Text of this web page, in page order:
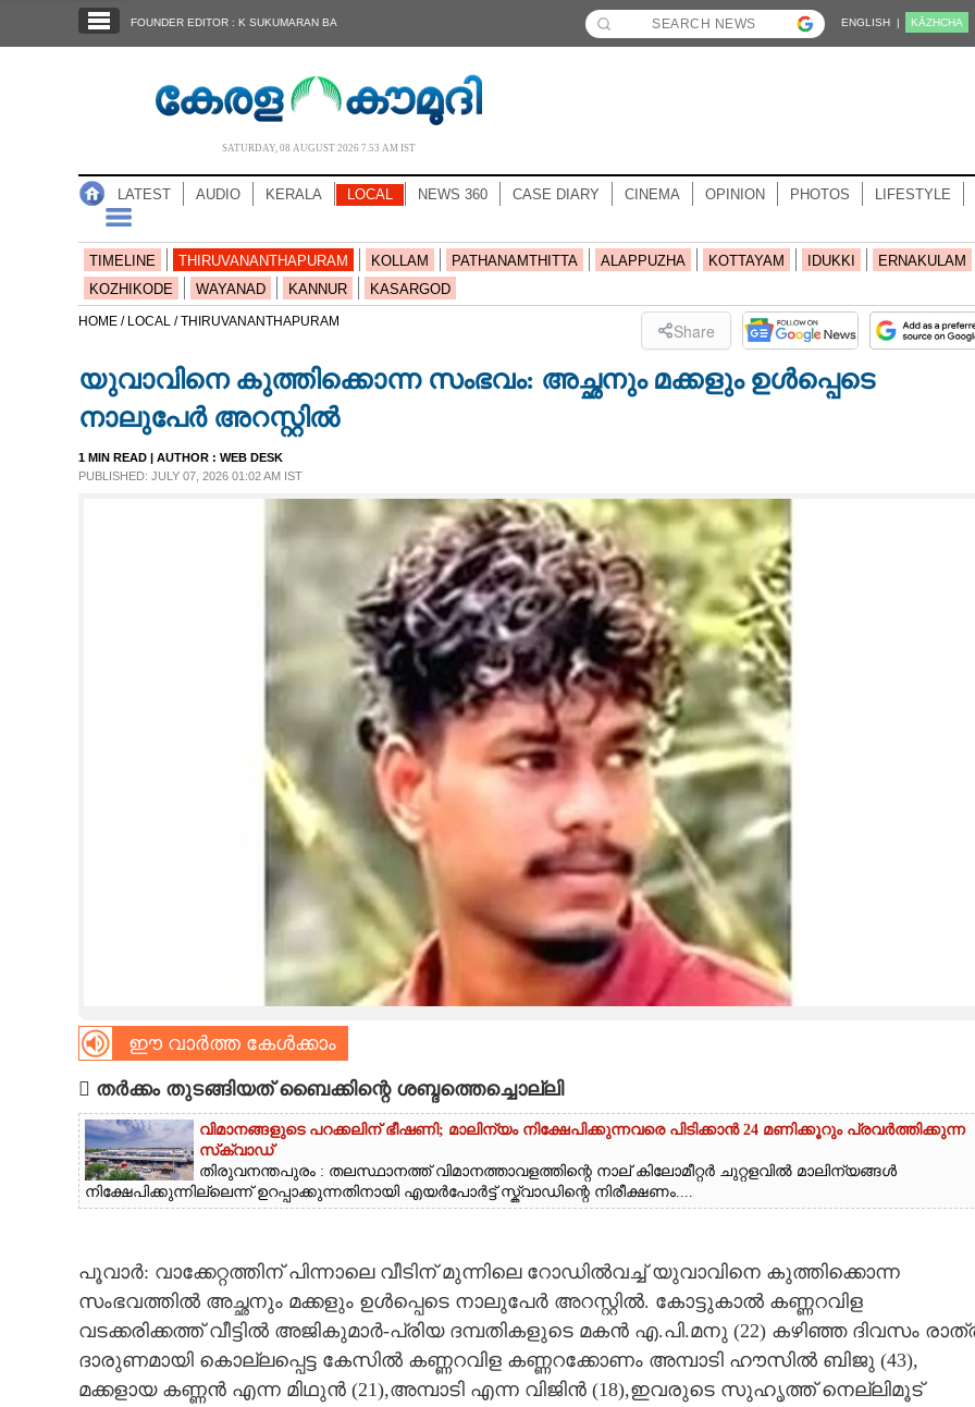
NOTIFIED NEWS
NEWS 360
CONTACT US
FOUNDER EDITOR : K SUKUMARAN BA ENGLISH | KĀZHCHA
SATURDAY, 08 AUGUST 2026 7.53 AM IST
LATEST AUDIO KERALA LOCAL NEWS 360 CASE DIARY CINEMA OPINION PHOTOS LIFESTYLE
TIMELINE THIRUVANANTHAPURAM KOLLAM PATHANAMTHITTA ALAPPUZHA KOTTAYAM IDUKKI
ERNAKULAM
KOZHIKODE
WAYANAD KANNUR KASARGOD
HOME / LOCAL /THIRUVANANTHAPURAM Share
യുവാവിനെ കുത്തിക്കൊന്ന സംഭവം: അച്ഛനും മക്കളും ഉൾപ്പെടെ
നാലുപേർ അറസ്റ്റിൽ
1 MIN READ | AUTHOR : WEB DESK
PUBLISHED: JULY 07, 2026 01:02 AM IST
ഈ വാർത്ത കേൾക്കാം
 തർക്കം തുടങ്ങിയത് ബൈക്കിന്റെ ശബ്ദത്തെച്ചൊല്ലി
വിമാനങ്ങളുടെ പറക്കലിന് ഭീഷണി;​ മാലിന്യം നിക്ഷേപിക്കുന്നവരെ പിടിക്കാൻ 24 മണിക്കൂറും പ്രവർത്തിക്കുന്ന
സ്‌ക്വാഡ്
തിരുവനന്തപുരം : തലസ്ഥാനത്ത് വിമാനത്താവളത്തിന്റെ നാല് കിലോമീറ്റർ ചുറ്റളവിൽ മാലിന്യങ്ങൾ
നിക്ഷേപിക്കുന്നില്ലെന്ന് ഉറപ്പാക്കുന്നതിനായി എയർപോർട്ട് സ്ക്വാഡിന്റെ നിരീക്ഷണം....
പൂവാർ: വാക്കേറ്റത്തിന് പിന്നാലെ വീടിന് മുന്നിലെ റോഡിൽവച്ച് യുവാവിനെ കുത്തിക്കൊന്ന
സംഭവത്തിൽ അച്ഛനും മക്കളും ഉൾപ്പെടെ നാലുപേർ അറസ്റ്റിൽ. കോട്ടുകാൽ കണ്ണറവിള
വടക്കരിക്കത്ത് വീട്ടിൽ അജികുമാർ-പ്രിയ ദമ്പതികളുടെ മകൻ എ.പി.മനു (22) കഴിഞ്ഞ ദിവസം
ദാരുണമായി കൊല്ലപ്പെട്ട കേസിൽ കണ്ണറവിള കണ്ണറക്കോണം അമ്പാടി ഹൗസിൽ ബിജു (43),
മക്കളായ കണ്ണൻ എന്ന മിഥുൻ (21),അമ്പാടി എന്ന വിജിൻ (18),ഇവരുടെ സുഹൃത്ത് നെല്ലിമൂട്